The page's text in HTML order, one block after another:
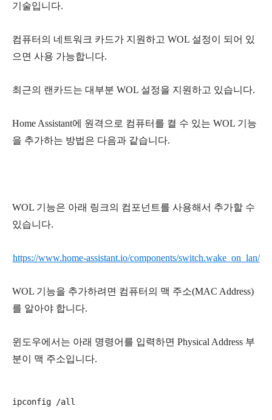
기술입니다.
컴퓨터의 네트워크 카드가 지원하고 WOL 설정이 되어 있
으면 사용 가능합니다.
최근의 랜카드는 대부분 WOL 설정을 지원하고 있습니다.
Home Assistant에 원격으로 컴퓨터를 켤 수 있는 WOL 기능
을 추가하는 방법은 다음과 같습니다.
WOL 기능은 아래 링크의 컴포넌트를 사용해서 추가할 수
있습니다.
https://www.home-assistant.io/components/switch.wake_on_lan/
WOL 기능을 추가하려면 컴퓨터의 맥 주소(MAC Address)
를 알아야 합니다.
윈도우에서는 아래 명령어를 입력하면 Physical Address 부
분이 맥 주소입니다.